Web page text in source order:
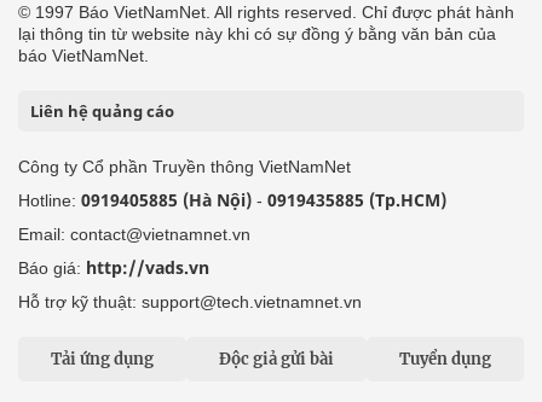
© 1997 Báo VietNamNet. All rights reserved. Chỉ được phát hành
lại thông tin từ website này khi có sự đồng ý bằng văn bản của
báo VietNamNet.
Liên hệ quảng cáo
Công ty Cổ phần Truyền thông VietNamNet
Hotline: 0919405885 (Hà Nội) - 0919435885 (Tp.HCM)
Email: contact@vietnamnet.vn
Báo giá: http://vads.vn
Hỗ trợ kỹ thuật: support@tech.vietnamnet.vn
Tải ứng dụng Độc giả gửi bài Tuyển dụng